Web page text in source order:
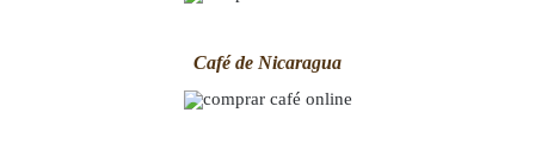
Café de Nicaragua